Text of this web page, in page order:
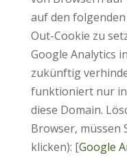
auf den
Out-Cookie zu
Google Analytics
zukünftig
funktioniert nur
diese Domain.
Browser, müssen
klicken): [Google